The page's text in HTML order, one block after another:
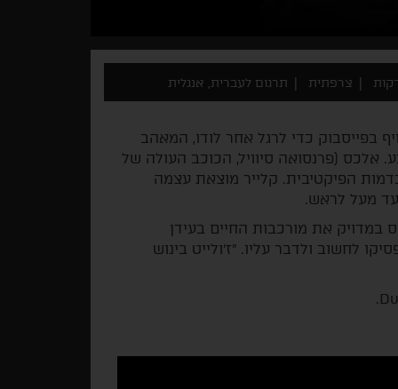
צרפתית תרגום לעברית, אנגלית
בפייסבוק כדי לרגל אחר לודו, המאהב
אלכס (פרנסואה סיוויל, הכוכב העולה של
הפיקטיבית. קלייר מוצאת עצמה
מעל לראש.
במדויק את מורכבות החיים בעידן
לחשוב ולדבר עליו. "ז'ולייט בינוש